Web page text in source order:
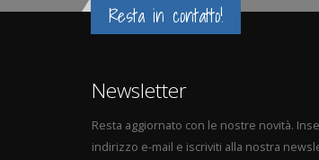
Resta in contatto!
Newsletter
Resta aggiornato con le nostre novità.
indirizzo e-mail e iscriviti alla nostra